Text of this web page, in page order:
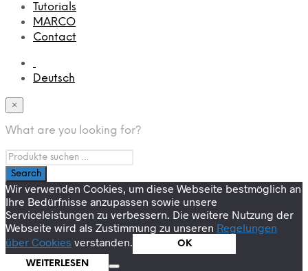
Tutorials
MARCO
Contact
Deutsch
×
What are you looking for?
Wir verwenden Cookies, um diese Webseite bestmöglich an
Ihre Bedürfnisse anzupassen sowie unsere
Serviceleistungen zu verbessern. Die weitere Nutzung der
Webseite wird als Zustimmung zu unseren Regelungen
über Cookies verstanden. OK
WEITERLESEN